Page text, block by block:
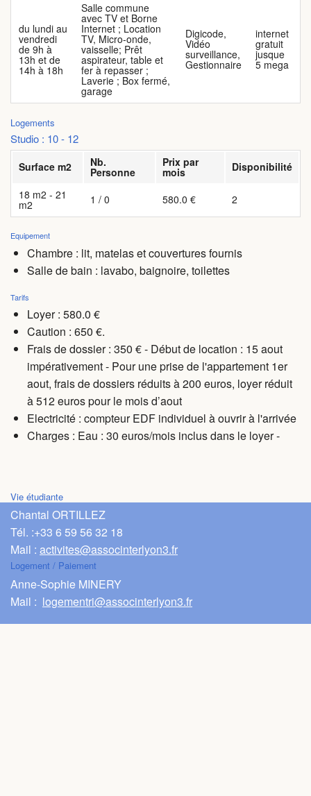
du lundi au
vendredi
de 9h à
13h et de
14h à 18h
Salle commune
avec TV et Borne
Internet ; Location
TV, Micro-onde,
vaisselle; Prêt
aspirateur, table et
fer à repasser ;
Laverie ; Box fermé,
garage
Digicode,
Vidéo
surveillance,
Gestionnaire
internet
gratuit
jusque
5 mega
Logements
Studio : 10 - 12
Surface m2 Nb.
Personne
Prix par
mois
Disponibilité
18 m2 - 21
m2 1 / 0 580.0 € 2
Equipement
Chambre : lit, matelas et couvertures fournis
Salle de bain : lavabo, baignoire, toilettes
Tarifs
Loyer : 580.0 €
Caution : 650 €.
Frais de dossier : 350 € - Début de location : 15 aout
impérativement - Pour une prise de l'appartement 1er
aout, frais de dossiers réduits à 200 euros, loyer réduit
à 512 euros pour le mois d’aout
Electricité : compteur EDF individuel à ouvrir à l'arrivée
Charges : Eau : 30 euros/mois inclus dans le loyer -
Vie étudiante
Chantal ORTILLEZ
Tél. :+33 6 59 56 32 18
Mail : activites@associnterlyon3.fr
Logement / Paiement
Anne-Sophie MINERY
Mail : logementri@associnterlyon3.fr